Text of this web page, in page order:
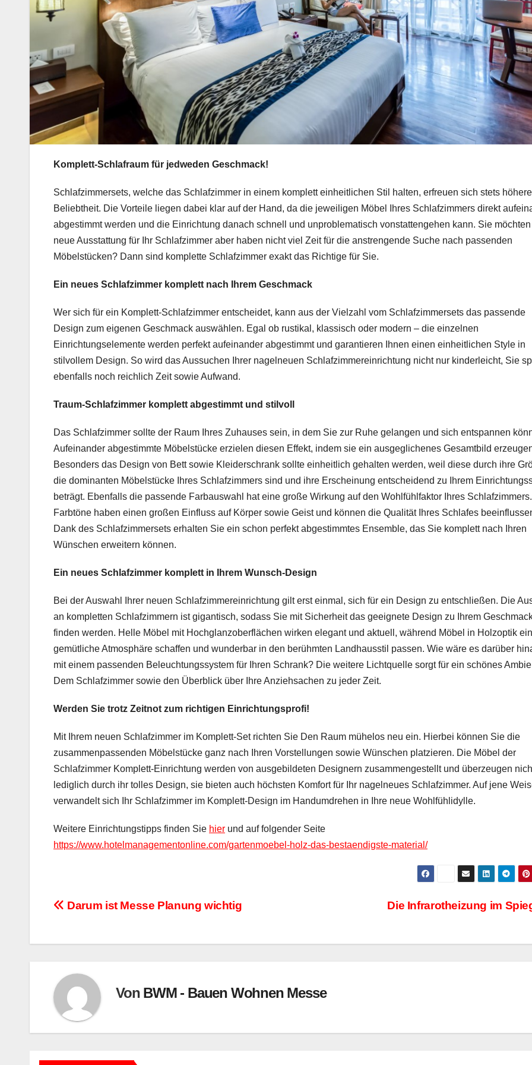
Komplett-Schlafraum für jedweden Geschmack!
Schlafzimmersets, welche das Schlafzimmer in einem komplett einheitlichen Stil halten, erfreuen sich stets
Beliebtheit. Die Vorteile liegen dabei klar auf der Hand, da die jeweiligen Möbel Ihres Schlafzimmers direkt
abgestimmt werden und die Einrichtung danach schnell und unproblematisch vonstattengehen kann. Sie
neue Ausstattung für Ihr Schlafzimmer aber haben nicht viel Zeit für die anstrengende Suche nach passenden
Möbelstücken? Dann sind komplette Schlafzimmer exakt das Richtige für Sie.
Ein neues Schlafzimmer komplett nach Ihrem Geschmack
Wer sich für ein Komplett-Schlafzimmer entscheidet, kann aus der Vielzahl vom Schlafzimmersets das passende
Design zum eigenen Geschmack auswählen. Egal ob rustikal, klassisch oder modern – die einzelnen
Einrichtungselemente werden perfekt aufeinander abgestimmt und garantieren Ihnen einen einheitlichen Style in
stilvollem Design. So wird das Aussuchen Ihrer nagelneuen Schlafzimmereinrichtung nicht nur kinderleicht, Sie
ebenfalls noch reichlich Zeit sowie Aufwand.
Traum-Schlafzimmer komplett abgestimmt und stilvoll
Das Schlafzimmer sollte der Raum Ihres Zuhauses sein, in dem Sie zur Ruhe gelangen und sich entspannen
Aufeinander abgestimmte Möbelstücke erzielen diesen Effekt, indem sie ein ausgeglichenes Gesamtbild
Besonders das Design von Bett sowie Kleiderschrank sollte einheitlich gehalten werden, weil diese durch ihre
die dominanten Möbelstücke Ihres Schlafzimmers sind und ihre Erscheinung entscheidend zu Ihrem
beträgt. Ebenfalls die passende Farbauswahl hat eine große Wirkung auf den Wohlfühlfaktor Ihres Schlafzimmers.
Farbtöne haben einen großen Einfluss auf Körper sowie Geist und können die Qualität Ihres Schlafes
Dank des Schlafzimmersets erhalten Sie ein schon perfekt abgestimmtes Ensemble, das Sie komplett nach Ihren
Wünschen erweitern können.
Ein neues Schlafzimmer komplett in Ihrem Wunsch-Design
Bei der Auswahl Ihrer neuen Schlafzimmereinrichtung gilt erst einmal, sich für ein Design zu entschließen. Die
an kompletten Schlafzimmern ist gigantisch, sodass Sie mit Sicherheit das geeignete Design zu Ihrem
finden werden. Helle Möbel mit Hochglanzoberflächen wirken elegant und aktuell, während Möbel in Holzoptik
gemütliche Atmosphäre schaffen und wunderbar in den berühmten Landhausstil passen. Wie wäre es darüber
mit einem passenden Beleuchtungssystem für Ihren Schrank? Die weitere Lichtquelle sorgt für ein schönes
Dem Schlafzimmer sowie den Überblick über Ihre Anziehsachen zu jeder Zeit.
Werden Sie trotz Zeitnot zum richtigen Einrichtungsprofi!
Mit Ihrem neuen Schlafzimmer im Komplett-Set richten Sie Den Raum mühelos neu ein. Hierbei können Sie die
zusammenpassenden Möbelstücke ganz nach Ihren Vorstellungen sowie Wünschen platzieren. Die Möbel der
Schlafzimmer Komplett-Einrichtung werden von ausgebildeten Designern zusammengestellt und überzeugen
lediglich durch ihr tolles Design, sie bieten auch höchsten Komfort für Ihr nagelneues Schlafzimmer. Auf jene
verwandelt sich Ihr Schlafzimmer im Komplett-Design im Handumdrehen in Ihre neue Wohlfühlidylle.
Weitere Einrichtungstipps finden Sie hier und auf folgender Seite
https://www.hotelmanagementonline.com/gartenmoebel-holz-das-bestaendigste-material/
Beitragsnavigation Die Infrarotheizung im
Darum ist Messe Planung wichtig
Von BWM - Bauen Wohnen Messe